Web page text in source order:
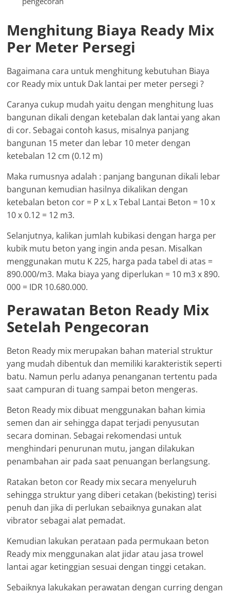
Menghitung Biaya Ready Mix
Per Meter Persegi
Bagaimana cara untuk menghitung kebutuhan Biaya
cor Ready mix untuk Dak lantai per meter persegi ?
Caranya cukup mudah yaitu dengan menghitung luas
bangunan dikali dengan ketebalan dak lantai yang akan
di cor. Sebagai contoh kasus, misalnya panjang
bangunan 15 meter dan lebar 10 meter dengan
ketebalan 12 cm (0.12 m)
Maka rumusnya adalah : panjang bangunan dikali lebar
bangunan kemudian hasilnya dikalikan dengan
ketebalan beton cor = P x L x Tebal Lantai Beton = 10 x
10 x 0.12 = 12 m3.
Selanjutnya, kalikan jumlah kubikasi dengan harga per
kubik mutu beton yang ingin anda pesan. Misalkan
menggunakan mutu K 225, harga pada tabel di atas =
890.000/m3. Maka biaya yang diperlukan = 10 m3 x 890.
000 = IDR 10.680.000.
Perawatan Beton Ready Mix
Setelah Pengecoran
Beton Ready mix merupakan bahan material struktur
yang mudah dibentuk dan memiliki karakteristik seperti
batu. Namun perlu adanya penanganan tertentu pada
saat campuran di tuang sampai beton mengeras.
Beton Ready mix dibuat menggunakan bahan kimia
semen dan air sehingga dapat terjadi penyusutan
secara dominan. Sebagai rekomendasi untuk
menghindari penurunan mutu, jangan dilakukan
penambahan air pada saat penuangan berlangsung.
Ratakan beton cor Ready mix secara menyeluruh
sehingga struktur yang diberi cetakan (bekisting) terisi
penuh dan jika di perlukan sebaiknya gunakan alat
vibrator sebagai alat pemadat.
Kemudian lakukan perataan pada permukaan beton
Ready mix menggunakan alat jidar atau jasa trowel
lantai agar ketinggian sesuai dengan tinggi cetakan.
Sebaiknya lakukakan perawatan dengan curring dengan